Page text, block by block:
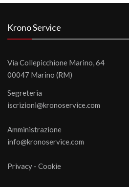
Krono Service
Via Collepicchione Marino, 64
00047 Marino (RM)
Segreteria
iscrizioni@kronoservice.com
Amministrazione
info@kronoservice.com
Privacy - Cookie